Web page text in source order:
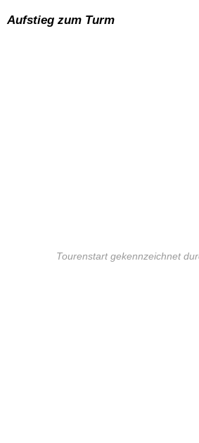
Aufstieg zum Turm
Tourenstart gekennzeichnet